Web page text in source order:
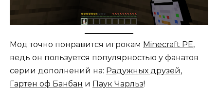
Мод точно понравится игрокам Minecraft PE,
ведь он пользуется популярностью у фанатов
серии дополнений на: Радужных друзей,
Гартен оф Банбан и Паук Чарльз!